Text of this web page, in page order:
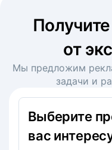
Получите
от
Мы предложим
задачи и
Выберите
вас